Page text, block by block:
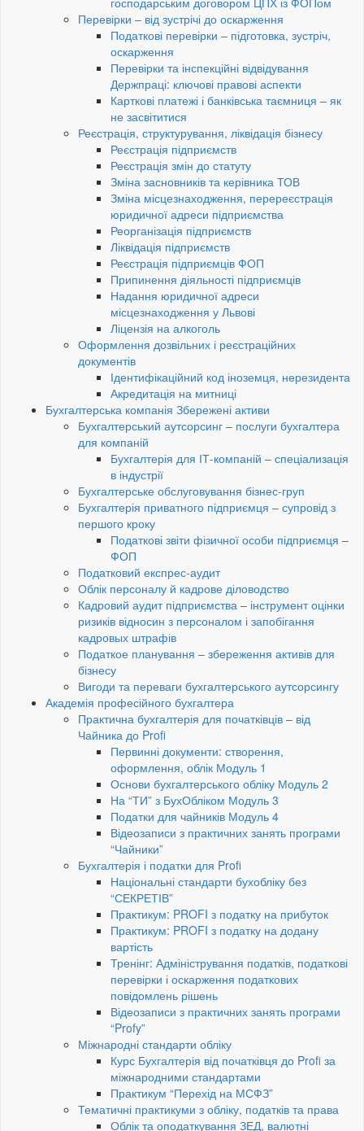
Перевірки – від зустрічі до оскарження
Податкові перевірки – підготовка, зустріч,
оскарження
Перевірки та інспекційні відвідування
Держпраці: ключові правові аспекти
Карткові платежі і банківська таємниця – як
не засвітитися
Реєстрація, структурування, ліквідація бізнесу
Реєстрація підприємств
Реєстрація змін до статуту
Зміна засновників та керівника ТОВ
Зміна місцезнаходження, перереєстрація
юридичної адреси підприємства
Реорганізація підприємств
Ліквідація підприємств
Реєстрація підприємців ФОП
Припинення діяльності підприємців
Надання юридичної адреси
місцезнаходження у Львові
Ліцензія на алкоголь
Оформлення дозвільних і реєстраційних
документів
Ідентифікаційний код іноземця, нерезидента
Акредитація на митниці
Бухгалтерська компанія Збережені активи
Бухгалтерський аутсорсинг – послуги бухгалтера
для компаній
Бухгалтерія для ІТ-компаній – спеціализація
в індустрії
Бухгалтерське обслуговування бізнес-груп
Бухгалтерія приватного підприємця – супровід з
першого кроку
Податкові звіти фізичної особи підприємця –
ФОП
Податковий експрес-аудит
Облік персоналу й кадрове діловодство
Кадровий аудит підприємства – інструмент оцінки
ризиків відносин з персоналом і запобігання
кадровых штрафів
Податкое планування – збереження активів для
бізнесу
Вигоди та переваги бухгалтерського аутсорсингу
Академія професійного бухгалтера
Практична бухгалтерія для початківців – від
Чайника до Profi
Первинні документи: створення,
оформлення, облік Модуль 1
Основи бухгалтерського обліку Модуль 2
На “ТИ” з БухОбліком Модуль 3
Податки для чайників Модуль 4
Відеозаписи з практичних занять програми
“Чайники”
Бухгалтерія і податки для Profi
Національні стандарти бухобліку без
“СЕКРЕТІВ”
Практикум: PROFI з податку на прибуток
Практикум: PROFI з податку на додану
вартість
Тренінг: Адміністрування податків, податкові
перевірки і оскарження податкових
повідомлень рішень
Відеозаписи з практичних занять програми
“Profy”
Міжнародні стандарти обліку
Курс Бухгалтерія від початківця до Profi за
міжнародними стандартами
Практикум “Перехід на МСФЗ”
Тематичні практикуми з обліку, податків та права
Облік та оподаткування ЗЕД, валютні